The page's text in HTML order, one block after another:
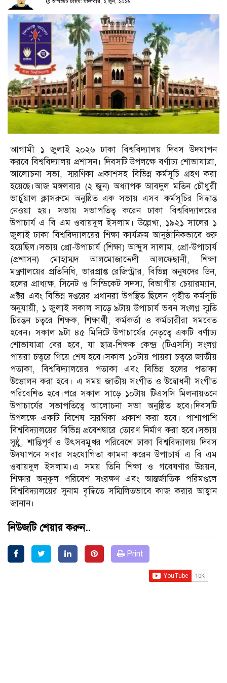
আপডেট টাইম: মঙ্গলবার, ২ জুন, ২০২৬
আগামী ১ জুলাই ২০২৬ ঢাকা বিশ্ববিদ্যালয় দিবস উদযাপন
করবে বিশ্ববিদ্যালয় প্রশাসন। দিবসটি উপলক্ষে বর্ণাঢ্য শোভাযাত্রা,
আলোচনা সভা, স্মরণিকা প্রকাশসহ বিভিন্ন কর্মসূচি গ্রহণ করা
হয়েছে।আজ মঙ্গলবার (২ জুন) অধ্যাপক আবদুল মতিন চৌধুরী
ভার্চুয়াল ক্লাসরুমে অনুষ্ঠিত এক সভায় এসব কর্মসূচির সিদ্ধান্ত
নেওয়া হয়। সভায় সভাপতিত্ব করেন ঢাকা বিশ্ববিদ্যালয়ের
উপাচার্য এ বি এম ওবায়দুল ইসলাম। উল্লেখ্য, ১৯২১ সালের ১
জুলাই ঢাকা বিশ্ববিদ্যালয়ের শিক্ষা কার্যক্রম আনুষ্ঠানিকভাবে শুরু
হয়েছিল।সভায় প্রো-উপাচার্য (শিক্ষা) আব্দুস সালাম, প্রো-উপাচার্য
(প্রশাসন) মোহাম্মদ আলমোজাদ্দেদী আলফেছানী, শিক্ষা
মন্ত্রণালয়ের প্রতিনিধি, ভারপ্রাপ্ত রেজিস্ট্রার, বিভিন্ন অনুষদের ডিন,
হলের প্রাধ্যক্ষ, সিনেট ও সিন্ডিকেট সদস্য, বিভাগীয় চেয়ারম্যান,
প্রক্টর এবং বিভিন্ন দপ্তরের প্রধানরা উপস্থিত ছিলেন।গৃহীত কর্মসূচি
অনুযায়ী, ১ জুলাই সকাল সাড়ে ৯টায় উপাচার্য ভবন সংলগ্ন স্মৃতি
চিরন্তন চত্বরে শিক্ষক, শিক্ষার্থী, কর্মকর্তা ও কর্মচারীরা সমবেত
হবেন। সকাল ৯টা ৪৫ মিনিটে উপাচার্যের নেতৃত্বে একটি বর্ণাঢ্য
শোভাযাত্রা বের হবে, যা ছাত্র-শিক্ষক কেন্দ্র (টিএসসি) সংলগ্ন
পায়রা চত্বরে গিয়ে শেষ হবে।সকাল ১০টায় পায়রা চত্বরে জাতীয়
পতাকা, বিশ্ববিদ্যালয়ের পতাকা এবং বিভিন্ন হলের পতাকা
উত্তোলন করা হবে। এ সময় জাতীয় সংগীত ও উদ্বোধনী সংগীত
পরিবেশিত হবে।পরে সকাল সাড়ে ১০টায় টিএসসি মিলনায়তনে
উপাচার্যের সভাপতিত্বে আলোচনা সভা অনুষ্ঠিত হবে।দিবসটি
উপলক্ষে একটি বিশেষ স্মরণিকা প্রকাশ করা হবে। পাশাপাশি
বিশ্ববিদ্যালয়ের বিভিন্ন প্রবেশদ্বারে তোরণ নির্মাণ করা হবে।সভায়
সুষ্ঠু, শান্তিপূর্ণ ও উৎসবমুখর পরিবেশে ঢাকা বিশ্ববিদ্যালয় দিবস
উদযাপনে সবার সহযোগিতা কামনা করেন উপাচার্য এ বি এম
ওবায়দুল ইসলাম।এ সময় তিনি শিক্ষা ও গবেষণার উন্নয়ন,
শিক্ষার অনুকূল পরিবেশ সংরক্ষণ এবং আন্তর্জাতিক পরিমণ্ডলে
বিশ্ববিদ্যালয়ের সুনাম বৃদ্ধিতে সম্মিলিতভাবে কাজ করার আহ্বান
জানান।
নিউজটি শেয়ার করুন..
Print